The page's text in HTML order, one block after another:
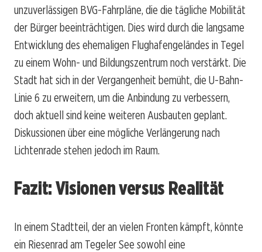
unzuverlässigen BVG-Fahrpläne, die die tägliche Mobilität
der Bürger beeinträchtigen. Dies wird durch die langsame
Entwicklung des ehemaligen Flughafengeländes in Tegel
zu einem Wohn- und Bildungszentrum noch verstärkt. Die
Stadt hat sich in der Vergangenheit bemüht, die U-Bahn-
Linie 6 zu erweitern, um die Anbindung zu verbessern,
doch aktuell sind keine weiteren Ausbauten geplant.
Diskussionen über eine mögliche Verlängerung nach
Lichtenrade stehen jedoch im Raum.
Fazit: Visionen versus Realität
In einem Stadtteil, der an vielen Fronten kämpft, könnte
ein Riesenrad am Tegeler See sowohl eine